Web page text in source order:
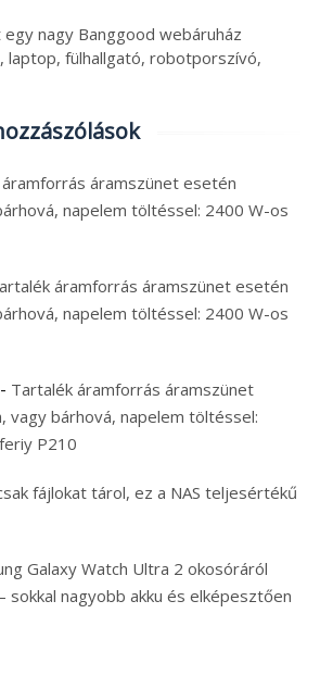
egy nagy Banggood webáruház
laptop, fülhallgató, robotporszívó,
áramszünet esetén
napelem töltéssel: 2400 W-os
áramforrás áramszünet esetén
napelem töltéssel: 2400 W-os
- Tartalék áramforrás áramszünet
vagy bárhová, napelem töltéssel:
P210
fájlokat tárol, ez a NAS teljesértékű
Galaxy Watch Ultra 2 okosóráról
sokkal nagyobb akku és elképesztően